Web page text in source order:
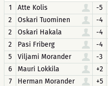
1
Atte Kolis -5
2
Oskari Tuominen -4
2
Oskari Hakala -4
2
Pasi Friberg -4
5
Viljami Morander -3
6
Mauri Lokkila +2
7
Herman Morander +5